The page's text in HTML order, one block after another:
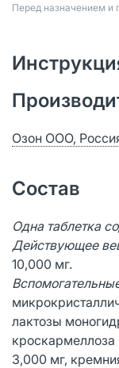
Перед назначением и
Озон ООО,
Состав
Одна таблетка
Действующее
10,000 мг.
лактозы
кроскармеллоза
3,000 мг,